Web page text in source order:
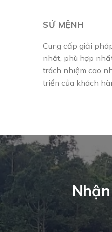
SỨ MỆNH
Cung cấp giải
nhất, phù hợp
trách nhiệm cao
triển của khách